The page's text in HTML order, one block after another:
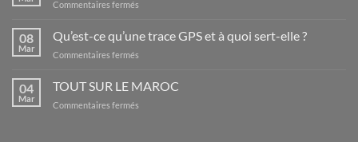
Commentaires fermés
FICHIER
GARMIN
08
Mar
Qu’est-ce qu’une trace GPS et à quoi sert-elle ?
Commentaires fermés
ce
04
Mar
TOUT SUR LE MAROC
Commentaires fermés